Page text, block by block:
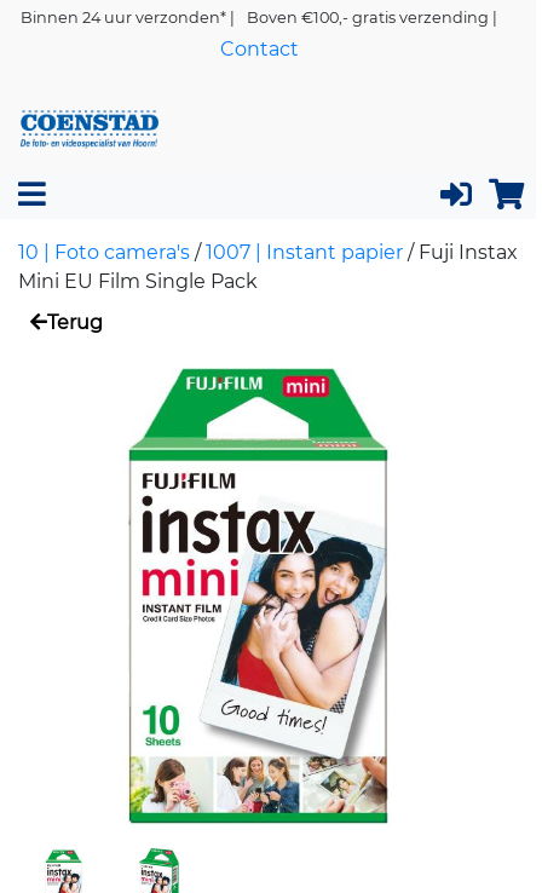
Binnen 24 uur verzonden* | Boven €100,- gratis verzending |
Contact
10 | Foto camera's / 1007 | Instant papier /Fuji Instax
Mini EU Film Single Pack
Terug